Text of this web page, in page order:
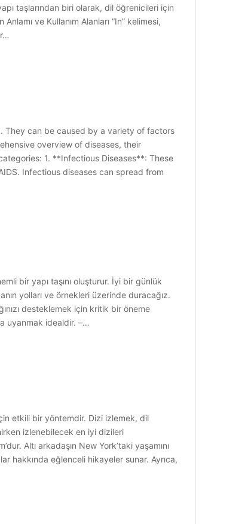
taşlarından biri olarak, dil öğrenicileri için
ve Kullanım Alanları “In” kelimesi,
They can be caused by a variety of factors
overview of diseases, their
1. **Infectious Diseases**: These
Infectious diseases can spread from
bir yapı taşını oluşturur. İyi bir günlük
yolları ve örnekleri üzerinde duracağız.
desteklemek için kritik bir öneme
uyanmak idealdir. –…
etkili bir yöntemdir. Dizi izlemek, dil
izlenebilecek en iyi dizileri
Altı arkadaşın New York’taki yaşamını
hakkında eğlenceli hikayeler sunar. Ayrıca,